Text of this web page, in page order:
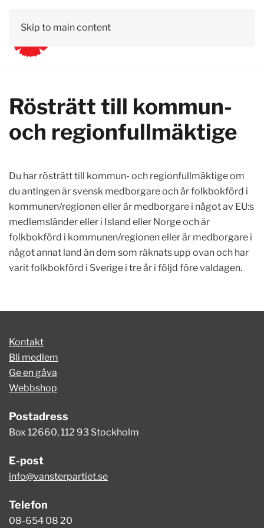
Skip to main content
Rösträtt till kommun-
och regionfullmäktige
Du har rösträtt till kommun- och regionfullmäktige om
du antingen är svensk medborgare och är folkbokförd i
kommunen/regionen eller är medborgare i något av EU:s
medlemsländer eller i Island eller Norge och är
folkbokförd i kommunen/regionen eller är medborgare i
något annat land än dem som räknats upp ovan och har
varit folkbokförd i Sverige i tre år i följd före valdagen.
Kontakt
Bli medlem
Ge en gåva
Webbshop
Postadress
Box 12660, 112 93 Stockholm
E-post
info@vansterpartiet.se
Telefon
08-654 08 20